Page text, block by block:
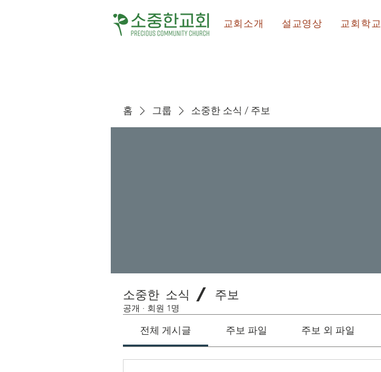
교회소개 설교영상 교회학교
홈 그룹 소중한 소식 / 주보
소중한 소식 / 주보
공개 · 회원 1명
전체 게시글 주보 파일 주보 외 파일